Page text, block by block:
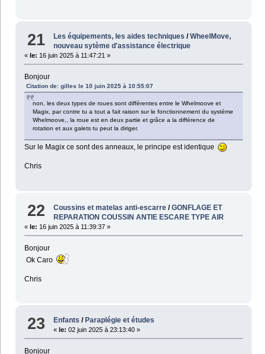
21 Les équipements, les aides techniques /WheelMove,
nouveau sytème d'assistance électrique
« le: 16 juin 2025 à 11:47:21 »
Bonjour
Citation de: gilles le 10 juin 2025 à 10:55:07
non, les deux types de roues sont différentes entre le Whelmoove et
Magix, par contre tu a tout a fait raison sur le fonctionnement du système
Whelmoove,, la roue est en deux partie et grâce a la différence de
rotation et aux galets tu peut la diriger.
Sur le Magix ce sont des anneaux, le principe est identique
Chris
22 Coussins et matelas anti-escarre /GONFLAGE ET
REPARATION COUSSIN ANTIE ESCARE TYPE AIR
« le: 16 juin 2025 à 11:39:37 »
Bonjour
Ok Caro
Chris
23 Enfants / Paraplégie et études
« le: 02 juin 2025 à 23:13:40 »
Bonjour